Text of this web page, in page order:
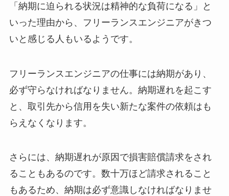
「納期に迫られる状況は精神的な負荷になる」と
いった理由から、フリーランスエンジニアがきつ
いと感じる人もいるようです。
フリーランスエンジニアの仕事には納期があり、
必ず守らなければなりません。納期遅れを起こす
と、取引先から信用を失い新たな案件の依頼はも
らえなくなります。
さらには、納期遅れが原因で損害賠償請求をされ
ることもあるのです。数十万ほど請求されること
もあるため、納期は必ず意識しなければなりませ